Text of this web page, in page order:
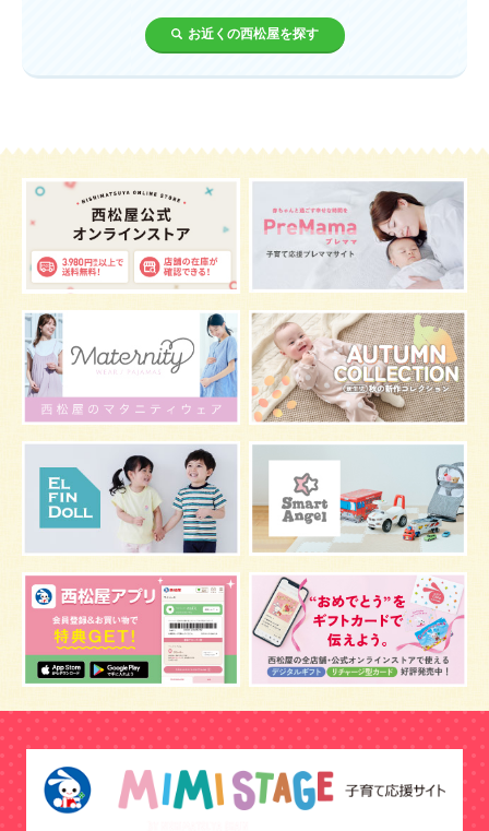
あせも 汗 エアコン
適切温度 帽子 授乳 チャイルドシート
ベビー服 小学生 家族写真 産休 お昼寝
改善 枕 メニュー
グッズ お七夜 お宮参り 初節句
肌 抱っこ スキンケア お肌
マタニティウェア おしゃぶり 絵本 肌着
夜間断乳 お風呂 嫌がる うんち 髪の毛
視力 虫よけ
骨盤ベルトの基礎知識 骨盤ベルトの効果 栄養素
保存 マスク 予防
骨盤ベルトの注意点 感染症 双子
しこり おっぱい 水着 安全対策 おすすめ
マザーバッグ 予防注射 幼児期 アレルギー
反抗期 双胎妊娠 便秘 うなぎ 乳幼児
抜け毛 おしゃれ 目 風邪
陣痛バッグ
お近くの西松屋を探す